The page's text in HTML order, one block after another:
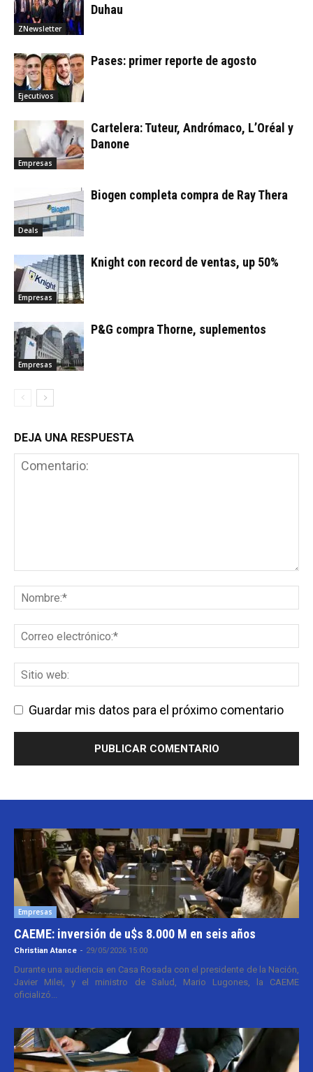
ZNewsletter
Duhau
Ejecutivos
Pases: primer reporte de agosto
Empresas
Cartelera: Tuteur, Andrómaco, L’Oréal y
Danone
Deals
Biogen completa compra de Ray Thera
Empresas
Knight con record de ventas, up 50%
Empresas
P&G compra Thorne, suplementos
DEJA UNA RESPUESTA
Guardar mis datos para el próximo comentario
Empresas
CAEME: inversión de u$s 8.000 M en seis años
Christian Atance - 29/05/2026 15:00
Durante una audiencia en Casa Rosada con el presidente de la Nación,
Javier Milei, y el ministro de Salud, Mario Lugones, la CAEME
oficializó...